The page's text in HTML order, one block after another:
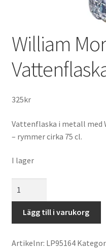
William
325kr
Vattenflaska i metall med
– rymmer cirka 75 cl.
I lager
Lodden
Vattenflaska
Lägg till i varukorg
Artikelnr: LP95164